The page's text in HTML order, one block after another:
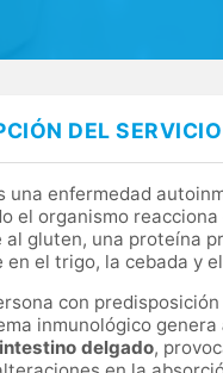
DEL SERVICIO
una enfermedad
el organismo reacciona
al gluten, una proteína
en el trigo, la cebada y
con
inmunológico genera
delgado,